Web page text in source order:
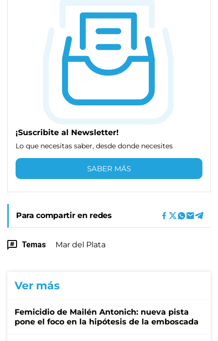
¡Suscribite al Newsletter!
Lo que necesitas saber, desde donde necesites
SABER MÁS
Para compartir en redes
Temas Mar del Plata
Ver más
Femicidio de Mailén Antonich: nueva pista
pone el foco en la hipótesis de la emboscada